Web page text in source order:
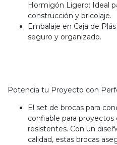
Hormigón Ligero: Ideal
construcción y bricolaje.
Embalaje en Caja de
seguro y organizado.
Potencia tu Proyecto con
El set de brocas para
confiable para
resistentes. Con un
calidad, estas brocas